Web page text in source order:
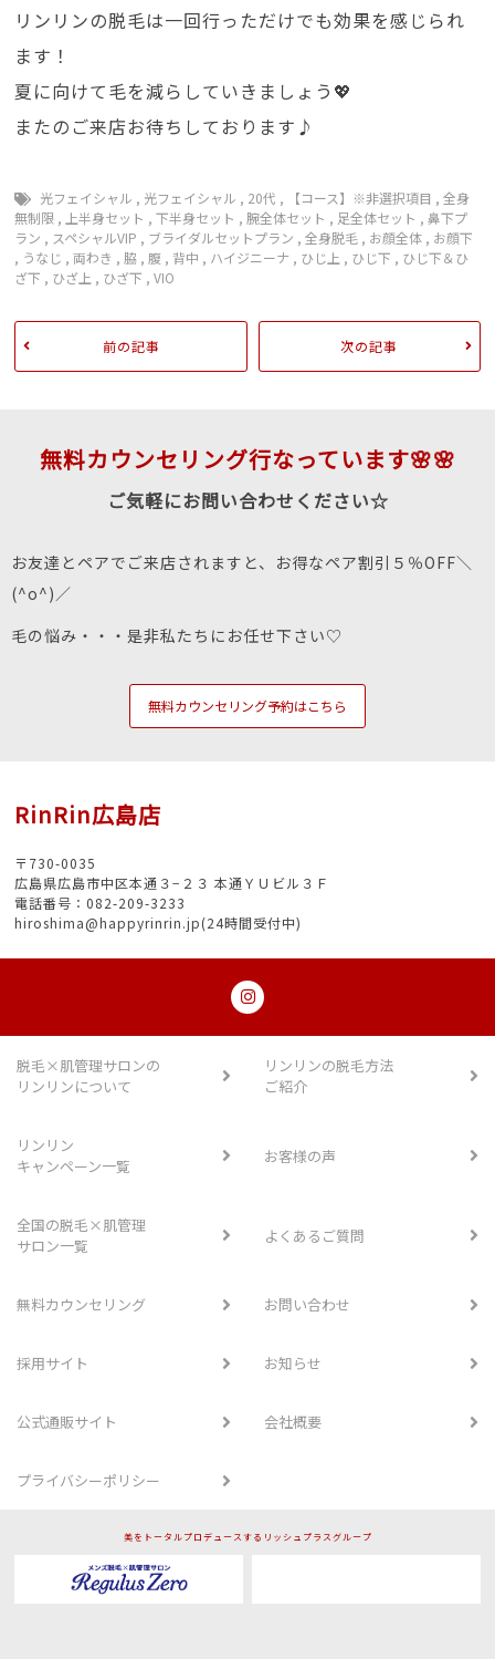
リンリンの脱毛は一回行っただけでも効果を感じられ
ます！
夏に向けて毛を減らしていきましょう💖
またのご来店お待ちしております♪
光フェイシャル , 光フェイシャル , 20代 , 【コース】※非選択項目 ,全身
無制限 , 上半身セット ,下半身セット ,腕全体セット , 足全体セット ,鼻下プ
ラン , スペシャルVIP , ブライダルセットプラン ,全身脱毛 , お顔全体 , お顔下
, うなじ ,両わき , 脇 , 腹 , 背中 , ハイジニーナ , ひじ上 , ひじ下 , ひじ下＆ひ
ざ下 , ひざ上 , ひざ下 ,VIO
前の記事 次の記事
無料カウンセリング行なっています🌸🌸
ご気軽にお問い合わせください☆
お友達とペアでご来店されますと、お得なペア割引５％OFF＼
(^o^)／
毛の悩み・・・是非私たちにお任せ下さい♡
無料カウンセリング予約はこちら
RinRin広島店
〒730-0035
広島県広島市中区本通３−２３ 本通ＹＵビル３Ｆ
電話番号：082-209-3233
hiroshima@happyrinrin.jp(24時間受付中)
脱毛×肌管理サロンの
リンリンについて
リンリンの脱毛方法
ご紹介
リンリン
キャンペーン一覧
お客様の声
全国の脱毛×肌管理
サロン一覧
よくあるご質問
無料カウンセリング お問い合わせ
採用サイト お知らせ
公式通販サイト 会社概要
プライバシーポリシー
美をトータルプロデュースするリッシュプラスグループ